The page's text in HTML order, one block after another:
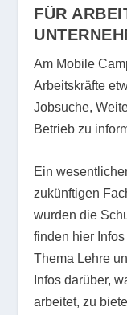
FÜR
Am Mobile
Arbeitskräfte
Jobsuche,
Betrieb zu
Ein
zukünftigen
wurden die
finden hier
Thema Lehre
Infos darüber,
arbeitet, zu